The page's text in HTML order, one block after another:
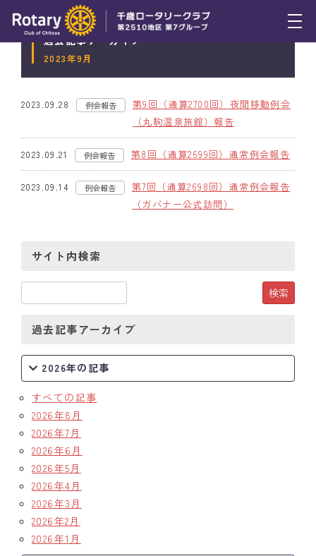
トピックス
理事会報告
スケジュール
木曜会
組織図
歴代会長・幹事
記念誌
案内
例会場・事務局の案内
リンク集
情報公開
過去記事アーカイブ
2023年9月
2023.09.28 例会報告
第9回（通算2700回）夜間移動例会
（丸駒温泉旅館）報告
2023.09.21 例会報告 第8回（通算2699回）通常例会報告
2023.09.14 例会報告
第7回（通算2698回）通常例会報告
（ガバナー公式訪問）
サイト内検索
過去記事アーカイブ
2026年の記事
すべての記事
2026年8月
2026年7月
2026年6月
2026年5月
2026年4月
2026年3月
2026年2月
2026年1月